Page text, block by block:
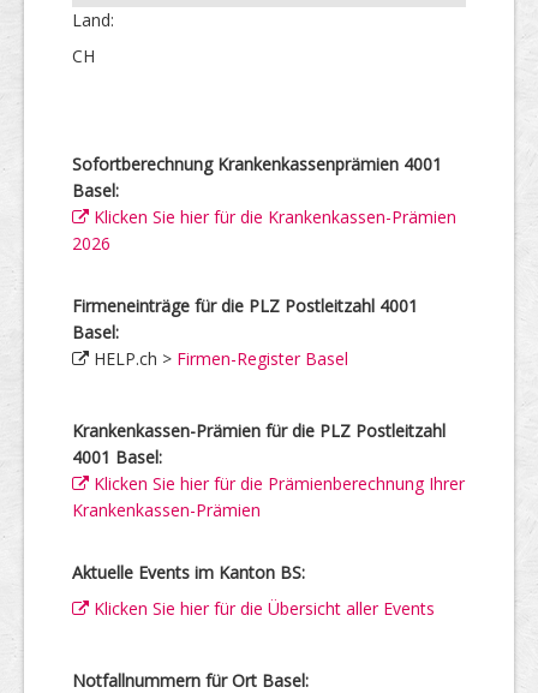
Land:
CH
Sofortberechnung Krankenkassenprämien 4001
Basel:
Klicken Sie hier für die Krankenkassen-Prämien
2026
Firmeneinträge für die PLZ Postleitzahl 4001
Basel:
HELP.ch > Firmen-Register Basel
Krankenkassen-Prämien für die PLZ Postleitzahl
4001 Basel:
Klicken Sie hier für die Prämienberechnung Ihrer
Krankenkassen-Prämien
Aktuelle Events im Kanton BS:
Klicken Sie hier für die Übersicht aller Events
Notfallnummern für Ort Basel: